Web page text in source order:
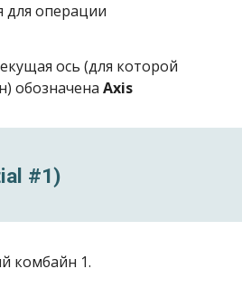
для операции
ось (для которой
обозначенаAxis
#1)
комбайн 1.